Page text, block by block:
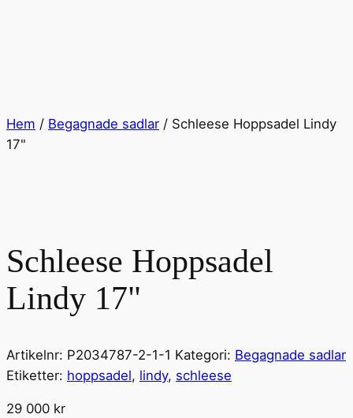
Hem / Begagnade sadlar / Schleese Hoppsadel Lindy
17"
Schleese Hoppsadel
Lindy 17"
Artikelnr: P2034787-2-1-1 Kategori: Begagnade sadlar
Etiketter: hoppsadel, lindy, schleese
29 000 kr